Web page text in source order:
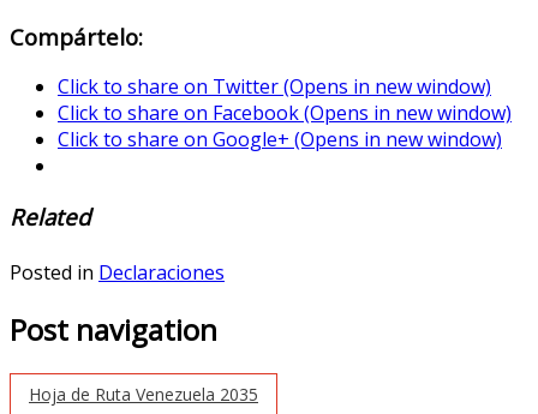
Compártelo:
Click to share on Twitter (Opens in new window)
Click to share on Facebook (Opens in new window)
Click to share on Google+ (Opens in new window)
Related
Posted in Declaraciones
Post navigation
Hoja de Ruta Venezuela 2035